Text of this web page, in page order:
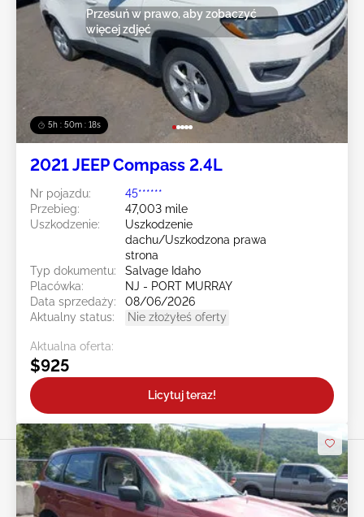
5h : 50m : 16s
Przesuń w prawo, aby zobaczyć
więcej zdjęć
2021 JEEP Compass 2.4L
Nr pojazdu:
45******
Przebieg:
47,003 mile
Uszkodzenie:
Uszkodzenie
dachu/Uszkodzona prawa
strona
Typ dokumentu:
Salvage Idaho
Placówka:
NJ - PORT MURRAY
Data sprzedaży:
08/06/2026
Aktualny status:
Nie złożyłeś oferty
Aktualna oferta:
$925
Licytuj teraz!